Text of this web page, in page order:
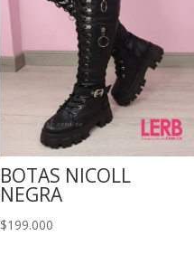
BOTAS NICOLL
NEGRA
$199.000